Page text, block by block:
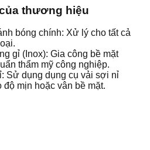
thương hiệu
bóng chính: Xử lý cho tất cả
gỉ (Inox): Gia công bề mặt
thẩm mỹ công nghiệp.
Sử dụng dụng cụ vải sợi nỉ
độ mịn hoặc vân bề mặt.